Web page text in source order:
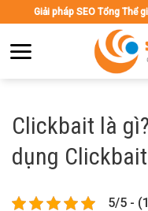
content
Giải pháp SEO Tổng Thể
Clickbait là
dụng
5/5 -